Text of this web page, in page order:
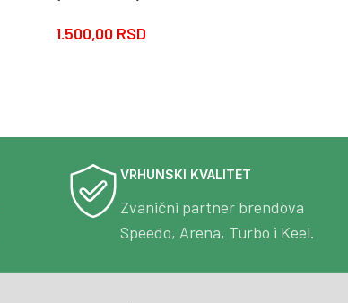
1.500,00 RSD
VRHUNSKI KVALITET
Zvanični partner brendova
Speedo, Arena, Turbo i Keel.